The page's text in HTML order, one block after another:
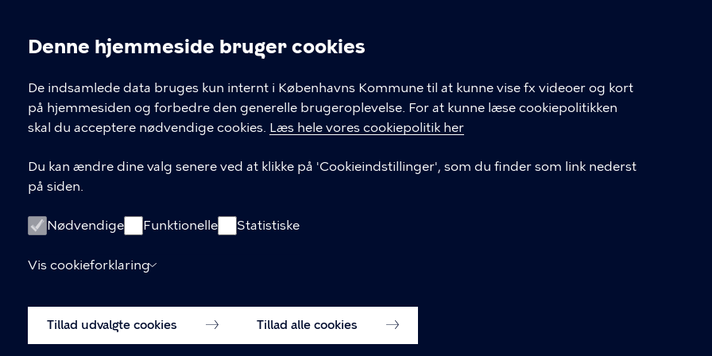
Cookieindstillinger
Denne hjemmeside bruger cookies
De indsamlede data bruges kun internt i Københavns Kommune til at kunne vise fx videoer og kort
på hjemmesiden og forbedre den generelle brugeroplevelse. For at kunne læse cookiepolitikken
skal du acceptere nødvendige cookies. Læs hele vores cookiepolitik her
Du kan ændre dine valg senere ved at klikke på 'Cookieindstillinger', som du finder som link nederst
på siden.
Nødvendige Funktionelle Statistiske
Vis cookieforklaring
Tillad udvalgte cookies Tillad alle cookies
Kontakt Københavns Kommune
T
33 66 33 66
CVR-nummer64942212
GENVEJE
Hvis du vil klage